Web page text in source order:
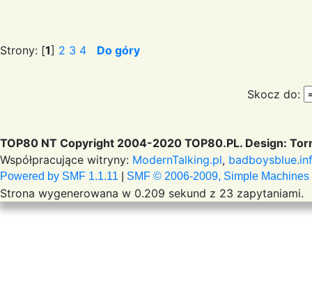
Strony: [1] 2 3 4 Do góry
Skocz do:
TOP80 NT Copyright 2004-2020 TOP80.PL. Design:
Współpracujące witryny: ModernTalking.pl,
Powered by SMF 1.1.11 SMF © 2006-2009, Simple Machines
Strona wygenerowana w 0.209 sekund z 23 zapytaniami.